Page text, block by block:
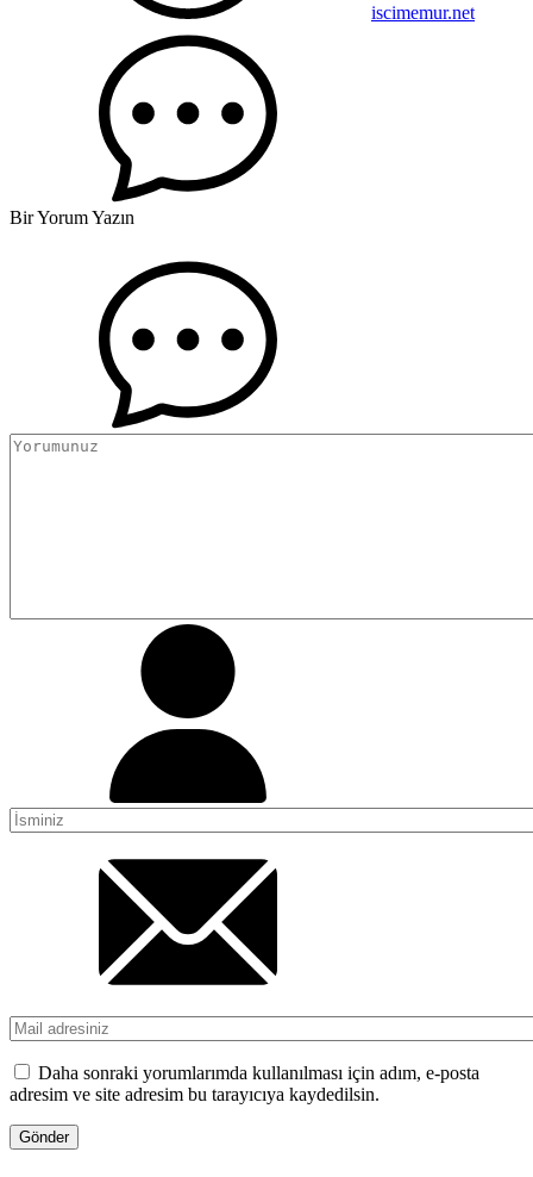
iscimemur.net
Bir Yorum Yazın
Daha sonraki yorumlarımda kullanılması için adım, e-posta
adresim ve site adresim bu tarayıcıya kaydedilsin.